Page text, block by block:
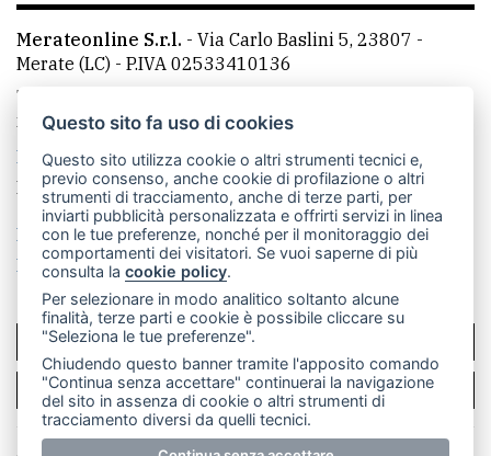
Merateonline S.r.l. - Via Carlo Baslini 5, 23807 -
Merate (LC) - P.IVA 02533410136
Telefono:
mail: redazione@merateonline.it
La redazione
CasateOnline LeccoOnline
RSS
Made by VIP
Privacy policy
Cookie policy
Rivedi le tue scelte sui cookie
SCRIVICI
PER LA TUA PUBBLICITÀ
Questo sito fa uso di cookies
Questo sito utilizza cookie o altri strumenti tecnici e,
previo consenso, anche cookie di profilazione o altri
strumenti di tracciamento, anche di terze parti, per
inviarti pubblicità personalizzata e offrirti servizi in linea
con le tue preferenze, nonché per il monitoraggio dei
comportamenti dei visitatori. Se vuoi saperne di più
consulta lacookie policy.
Per selezionare in modo analitico soltanto alcune
finalità, terze parti e cookie è possibile cliccare su
"Seleziona le tue preferenze".
Chiudendo questo banner tramite l'apposito comando
"Continua senza accettare" continuerai la navigazione
del sito in assenza di cookie o altri strumenti di
tracciamento diversi da quelli tecnici.